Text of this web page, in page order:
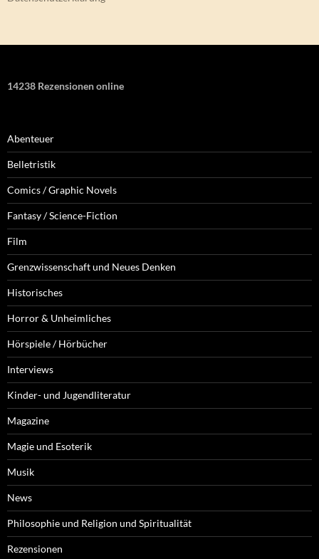
14238 Rezensionen online
Abenteuer
Belletristik
Comics / Graphic Novels
Fantasy / Science-Fiction
Film
Grenzwissenschaft und Neues Denken
Historisches
Horror & Unheimliches
Hörspiele / Hörbücher
Interviews
Kinder- und Jugendliteratur
Magazine
Magie und Esoterik
Musik
News
Philosophie und Religion und Spiritualität
Rezensionen